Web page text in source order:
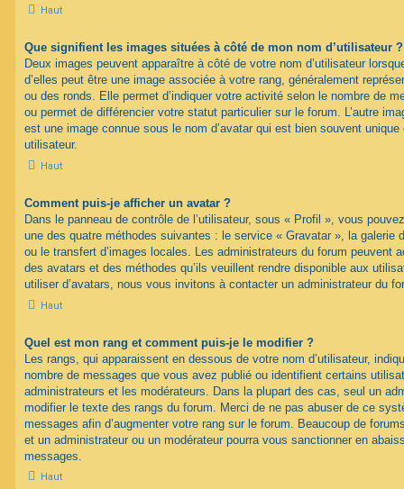
Haut
Que signifient les images situées à côté de mon nom d’utilisateur ?
Deux images peuvent apparaître à côté de votre nom d’utilisateur
d’elles peut être une image associée à votre rang, généralement
ou des ronds. Elle permet d’indiquer votre activité selon le nombre de
ou permet de différencier votre statut particulier sur le forum. L’autre
est une image connue sous le nom d’avatar qui est bien souvent
utilisateur.
Haut
Comment puis-je afficher un avatar ?
Dans le panneau de contrôle de l’utilisateur, sous « Profil », vous
une des quatre méthodes suivantes : le service « Gravatar », la galerie
ou le transfert d’images locales. Les administrateurs du forum peuvent
des avatars et des méthodes qu’ils veuillent rendre disponible aux
utiliser d’avatars, nous vous invitons à contacter un administrateur du
Haut
Quel est mon rang et comment puis-je le modifier ?
Les rangs, qui apparaissent en dessous de votre nom d’utilisateur,
nombre de messages que vous avez publié ou identifient certains
administrateurs et les modérateurs. Dans la plupart des cas, seul un
modifier le texte des rangs du forum. Merci de ne pas abuser de ce
messages afin d’augmenter votre rang sur le forum. Beaucoup de
et un administrateur ou un modérateur pourra vous sanctionner en
messages.
Haut